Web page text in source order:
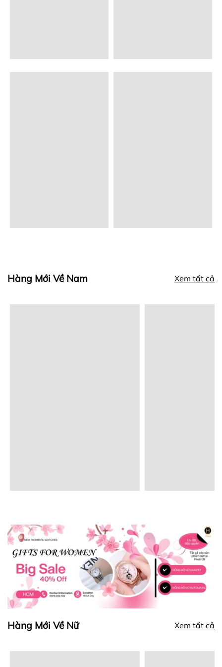
Hàng Mới Về Nam Xem tất cả
Hàng Mới Về Nữ Xem tất cả